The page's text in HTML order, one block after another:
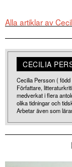
Alla artiklar av
CECILIA
Cecilia Persson (
Författare,
medverkat i flera
olika tidningar och
Arbetar även som